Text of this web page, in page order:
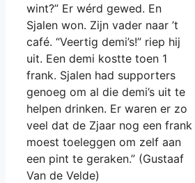
wint?” Er wérd gewed. En
Sjalen won. Zijn vader naar ’t
café. “Veertig demi’s!” riep hij
uit. Een demi kostte toen 1
frank. Sjalen had supporters
genoeg om al die demi’s uit te
helpen drinken. Er waren er zo
veel dat de Zjaar nog een frank
moest toeleggen om zelf aan
een pint te geraken.” (Gustaaf
Van de Velde)